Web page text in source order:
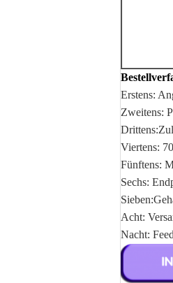
Erstens:
Zweitens:
Viertens:
Fünftens:
Sechs:
Acht:
Nacht: